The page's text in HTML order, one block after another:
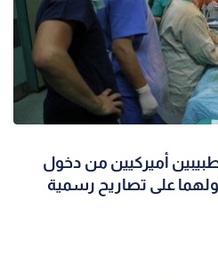
أميركيين من دخول
على تصاريح رسمية